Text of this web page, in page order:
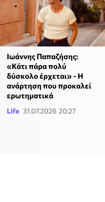
Ιωάννης Παπαζήσης:
«Κάτι πάρα πολύ
δύσκολο έρχεται» - Η
ανάρτηση που προκαλεί
ερωτηματικά
Life 31.07.2026 20:27